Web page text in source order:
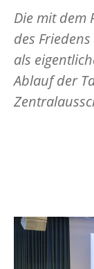
Die mit dem
des
als
Ablauf der
Image